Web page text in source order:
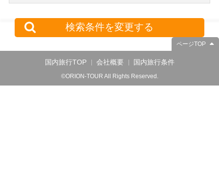
検索条件を変更する
ページTOP
国内旅行TOP 会社概要 国内旅行条件
©ORION-TOUR All Rights Reserved.